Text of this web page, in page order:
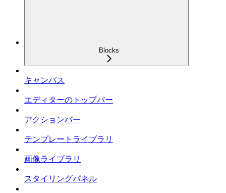
Blocks
キャンバス
エディターのトップバー
アクションバー
テンプレートライブラリ
画像ライブラリ
スタイリングパネル